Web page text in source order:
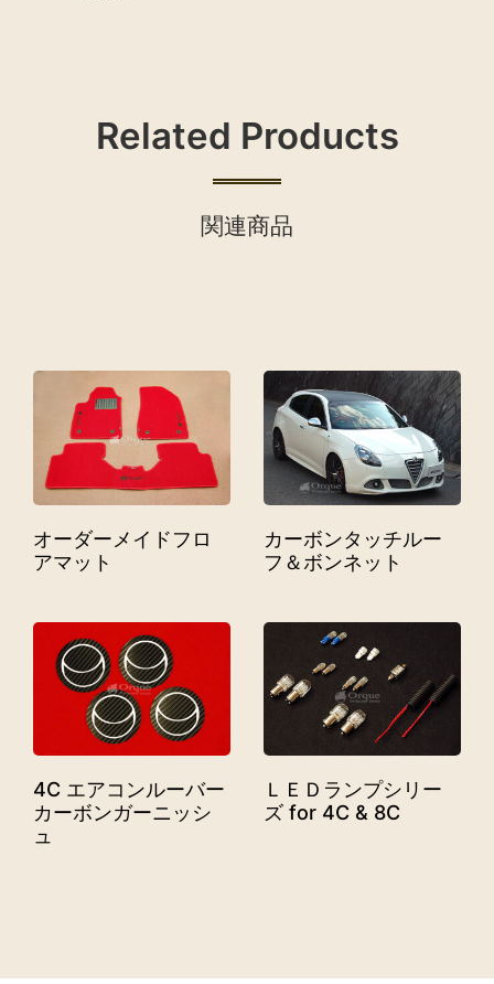
Related Products
関連商品
オーダーメイドフロ
アマット
カーボンタッチルー
フ＆ボンネット
4C エアコンルーバー
カーボンガーニッシ
ュ
ＬＥＤランプシリー
ズ for 4C & 8C